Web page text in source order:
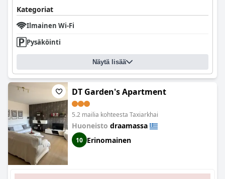
Kategoriat
Ilmainen Wi-Fi
Pysäköinti
Näytä lisää
DT Garden's Apartment
5.2 mailia kohteesta Taxiarkhai
Huoneisto draamassa
10 Erinomainen